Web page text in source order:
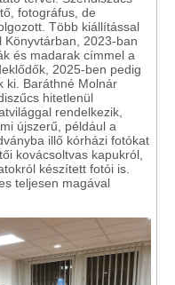
fotográfus, de
Több kiállítással
Könyvtárban, 2023-ban
és madarak címmel a
2025-ben pedig
ki. Baráthné Molnár
hitetlenül
rendelkezik,
újszerű, például a
illő kórházi fotókat
kovácsoltvas kapukról,
készített fotói is.
teljesen magával